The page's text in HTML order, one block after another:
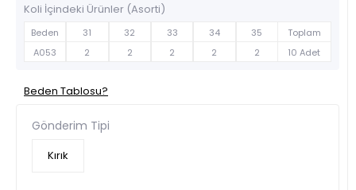
Koli İçindeki Ürünler (Asorti)
Beden 31 32 33 34 35
Toplam
A053
2 2 2 2 2 10 Adet
Beden Tablosu?
Gönderim Tipi
Kırık